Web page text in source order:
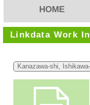
HOME
Linkdata Work
Kanazawa-shi,